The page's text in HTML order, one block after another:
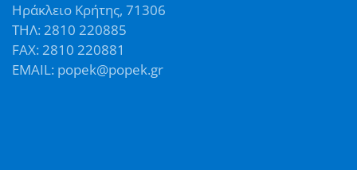
Ηράκλειο Κρήτης, 71306
ΤΗΛ: 2810 220885
FAX: 2810 220881
EMAIL: popek@popek.gr